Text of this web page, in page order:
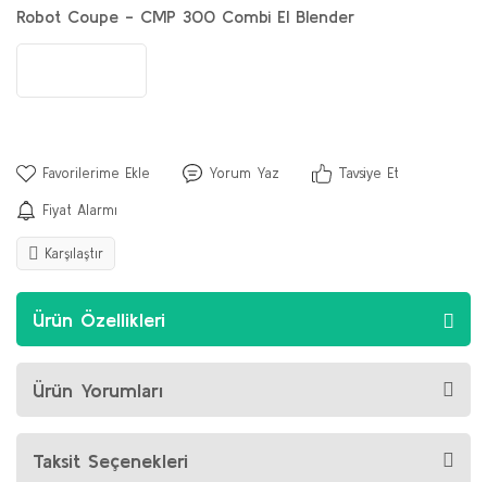
Robot Coupe - CMP 300 Combi El Blender
Yorum Yaz Tavsiye Et
Fiyat Alarmı
Karşılaştır
Ürün Özellikleri
Ürün Yorumları
Taksit Seçenekleri